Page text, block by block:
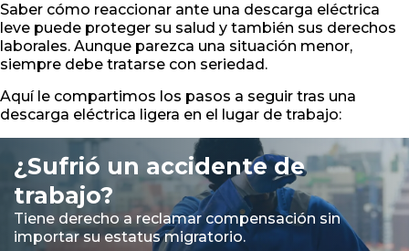
Saber cómo reaccionar ante una descarga eléctrica
leve puede proteger su salud y también sus derechos
laborales. Aunque parezca una situación menor,
siempre debe tratarse con seriedad.
Aquí le compartimos los pasos a seguir tras una
descarga eléctrica ligera en el lugar de trabajo:
¿Sufrió un accidente de
trabajo?
Tiene derecho a reclamar compensación sin
importar su estatus migratorio.